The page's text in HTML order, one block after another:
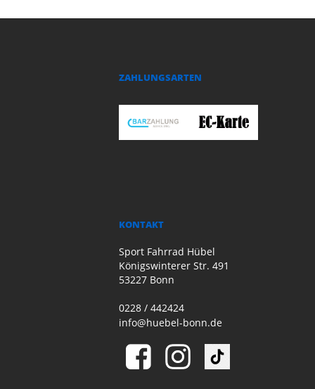
ZAHLUNGSARTEN
KONTAKT
Sport Fahrrad Hübel
Königswinterer Str. 491
53227 Bonn
0228 / 442424
info@huebel-bonn.de